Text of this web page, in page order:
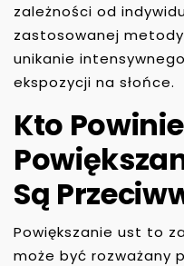
zależności od
zastosowanej
unikanie
ekspozycji na słońce.
Kto
Są
Powiększanie ust to
może być rozważany